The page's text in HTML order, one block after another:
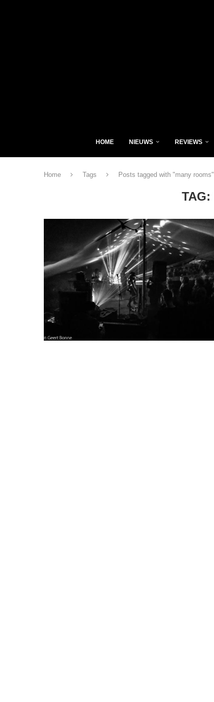
HOME NIEUWS REVIEWS
Home Tags Posts tagged with "many rooms"
TAG: